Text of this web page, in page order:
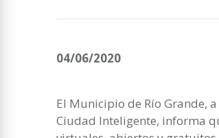
04/06/2020
El Municipio de Río Grande,
Ciudad Inteligente, informa